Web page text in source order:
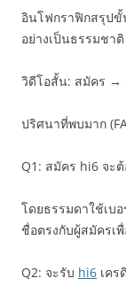
อินโฟกราฟิกสรุปขั้
อย่างเป็นธรรมชาติ
วิดีโอสั้น: สมัคร →
ปริศนาที่พบมาก
Q1: สมัคร hi6 จะต้
โดยธรรมดาใช้เบ
ชื่อตรงกับผู้สมัครเ
Q2: จะรับ hi6 เคร